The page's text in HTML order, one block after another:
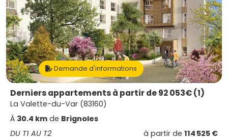
Demande d'informations
Derniers appartements à partir de 92 053€ (1)
La Valette-du-Var (83160)
À 30.4 km de Brignoles
DU T1 AU T2
à partir de 114 525 €